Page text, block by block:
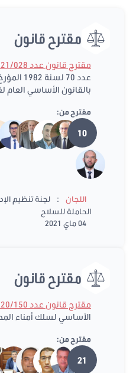
مقترح قانون
مقترح قانون عدد 2021/028
بالقانون الأساسي العام
مقترح من:
10
اللجان :
لجنة تنظيم
الحاملة للسلاح
04 ماي 2021
مقترح قانون
مقترح قانون عدد 2020/150
الأساسي لسلك أمناء
مقترح من:
21